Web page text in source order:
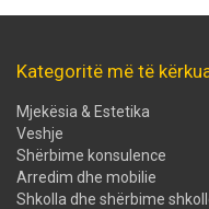
Kategoritë më të
Mjekësia & Estetika
Veshje
Shërbime konsulence
Arredim dhe mobilie
Shkolla dhe shërbime